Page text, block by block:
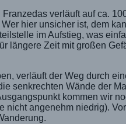
verläuft auf ca.
hier unsicher ist, dem
im Aufstieg, was
längere Zeit mit großen
verläuft der Weg durch
senkrechten Wände der
kommen wir
nicht angenehm niedrig).